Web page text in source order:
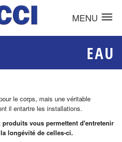
MENU
EAU
le corps, mais une véritable
il entartre les installations.
vous permettent d'entretenir
longévité de celles-ci.